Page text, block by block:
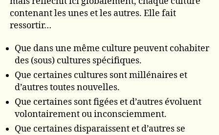
contenant les unes et les autres. Elle fait
ressortir…
Que dans une même culture peuvent cohabiter
des (sous) cultures spécifiques.
Que certaines cultures sont millénaires et
d’autres toutes nouvelles.
Que certaines sont figées et d’autres évoluent
volontairement ou inconsciemment.
Que certaines disparaissent et d’autres se